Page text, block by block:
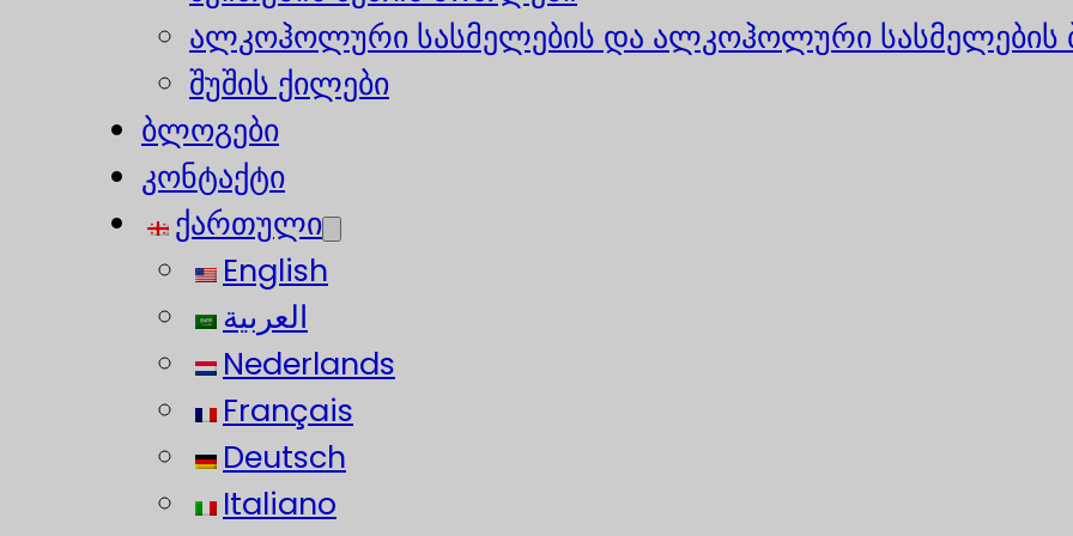
ალკოჰოლური სასმელების და ალკოჰოლური
შუშის ქილები
ბლოგები
კონტაქტი
ქართული
English
العربية
Nederlands
Français
Deutsch
Italiano